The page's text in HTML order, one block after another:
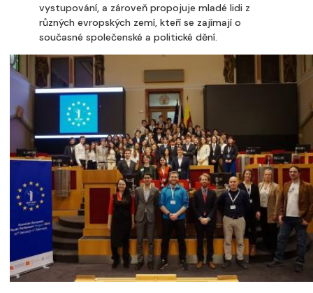
vystupování, a zároveň propojuje mladé lidi z
různých evropských zemí, kteří se zajímají o
současné společenské a politické dění.